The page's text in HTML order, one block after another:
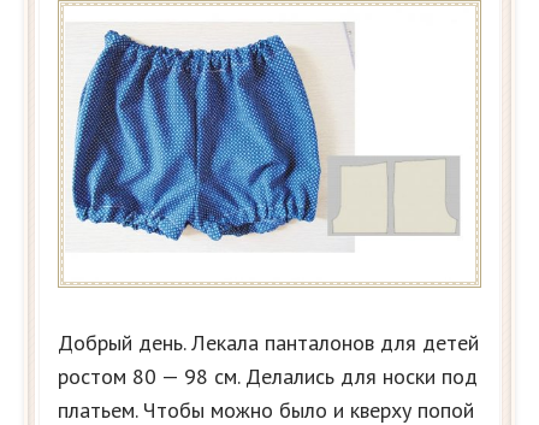
Добрый день. Лекала панталонов для детей
ростом 80 — 98 см. Делались для носки под
платьем. Чтобы можно было и кверху попой